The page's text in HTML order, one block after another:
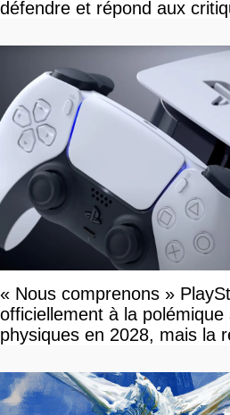
défendre et répond aux
« Nous comprenons »
officiellement à la
physiques en 2028, mais la